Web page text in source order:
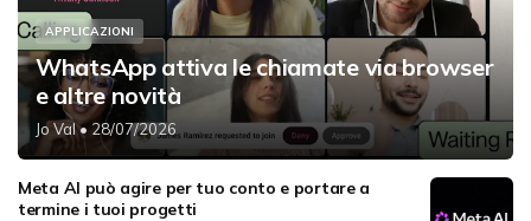
APPLICAZIONI
WhatsApp attiva le chiamate via browser
e altre novità
Jo Val• 28/07/2026
Meta AI può agire per tuo conto e portare a
termine i tuoi progetti